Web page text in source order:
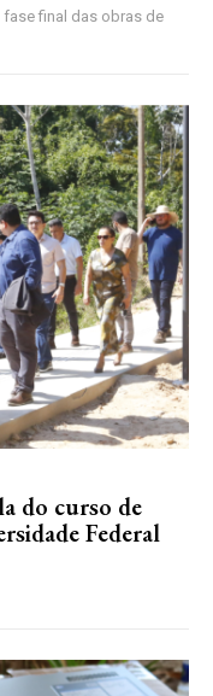
final das obras de
do curso de
Federal